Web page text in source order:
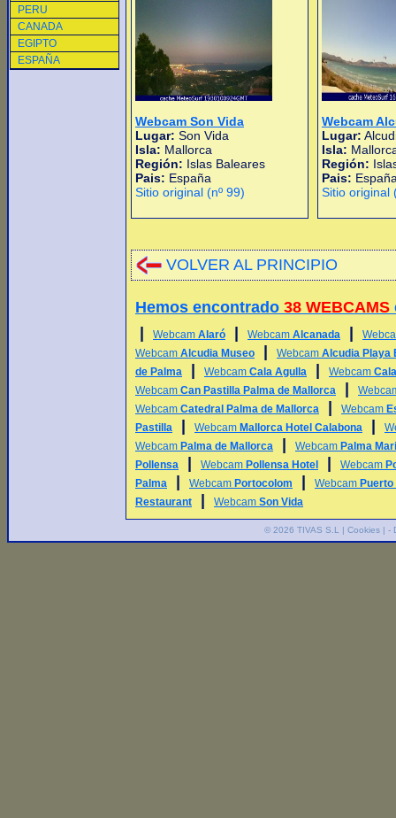
PERU
CANADA
EGIPTO
ESPAÑA
Webcam Son Vida
Lugar: Son Vida
Isla: Mallorca
Región: Islas Baleares
Pais: España
Sitio original (nº 99)
Webcam
Lugar:
Isla:
Región:
Pais:
Sitio original
VOLVER AL PRINCIPIO
Hemos encontrado 38 WEBCAMS
Webcam Alaró Webcam Alcanada
Webcam Alcudia Museo Webcam Alcudia Playa
de Palma
Webcam Cala Agulla Webcam
Webcam Can Pastilla Palma de Mallorca
Webcam Catedral Palma de Mallorca Webcam
Pastilla
Webcam Mallorca Hotel Calabona
Webcam Palma de Mallorca Webcam Palma
Pollensa
Webcam Pollensa Hotel Webcam
Palma
Webcam Portocolom Webcam
Restaurant
Webcam Son Vida
© 2026 TIVAS S.L | Cookies| -